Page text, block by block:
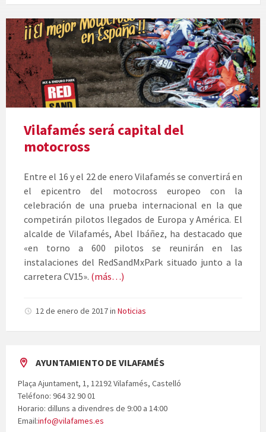
Cartell
del
motocròs
a
Vilafamés
Vilafamés será capital del
motocross
Entre el 16 y el 22 de enero Vilafamés se convertirá en
el epicentro del motocross europeo con la
celebración de una prueba internacional en la que
competirán pilotos llegados de Europa y América. El
alcalde de Vilafamés, Abel Ibáñez, ha destacado que
«en torno a 600 pilotos se reunirán en las
instalaciones del RedSandMxPark situado junto a la
carretera CV15». (más…)
12 de enero de 2017in Noticias
AYUNTAMIENTO DE VILAFAMÉS
Plaça Ajuntament, 1, 12192 Vilafamés, Castelló
Teléfono: 964 32 90 01
Horario: dilluns a divendres de 9:00 a 14:00
Email:info@vilafames.es